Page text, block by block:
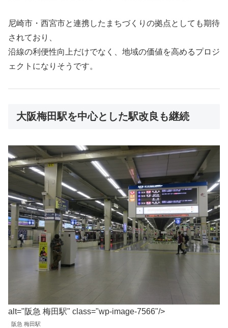
尼崎市・西宮市と連携したまちづくりの拠点としても期待
されており、
沿線の利便性向上だけでなく、地域の価値を高めるプロジ
ェクトになりそうです。
大阪梅田駅を中心とした駅改良も継続
alt="阪急 梅田駅" class="wp-image-7566"/>
阪急 梅田駅